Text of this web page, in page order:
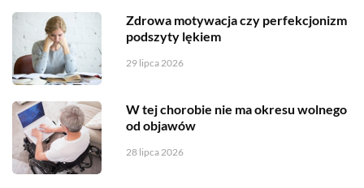
Zdrowa motywacja czy perfekcjonizm
podszyty lękiem
29 lipca 2026
W tej chorobie nie ma okresu wolnego
od objawów
28 lipca 2026